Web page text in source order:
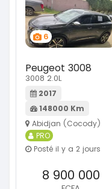
6
Peugeot 3008
3008 2.0L
2017
148000 Km
Abidjan (Cocody)
PRO
Posté il y a 2 jours
8 900 000